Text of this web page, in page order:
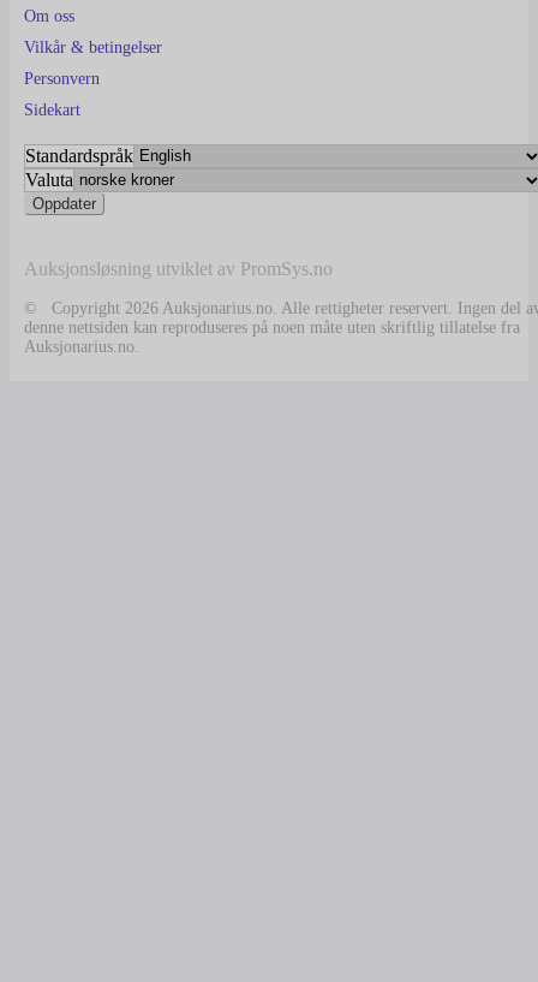
Om oss
Vilkår & betingelser
Personvern
Sidekart
Standardspråk
Valuta
Auksjonsløsning utviklet av PromSys.no
© Copyright 2026 Auksjonarius.no. Alle rettigheter reservert. Ingen del
denne nettsiden kan reproduseres på noen måte uten skriftlig tillatelse fra
Auksjonarius.no.